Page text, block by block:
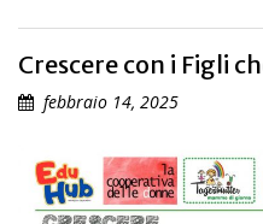
Crescere con i Figli
febbraio 14, 2025